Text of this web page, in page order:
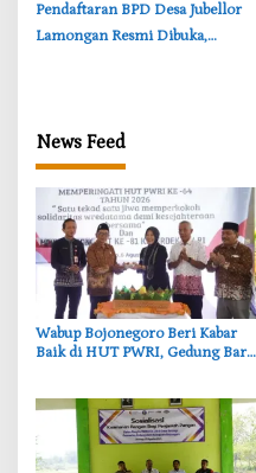
Pendaftaran BPD Desa Jubellor
Lamongan Resmi Dibuka,
News Feed
‎Wabup Bojonegoro Beri Kabar
Baik di HUT PWRI, Gedung Baru